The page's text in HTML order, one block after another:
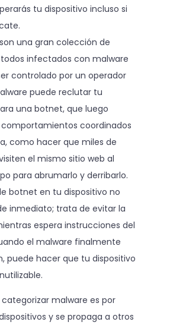
tu dispositivo incluso si
una gran colección de
infectados con malware
controlado por un operador
puede reclutar tu
una botnet, que luego
coordinados
como hacer que miles de
el mismo sitio web al
para abrumarlo y derribarlo.
botnet en tu dispositivo no
inmediato; trata de evitar la
espera instrucciones del
el malware finalmente
puede hacer que tu dispositivo
malware es por
y se propaga a otros